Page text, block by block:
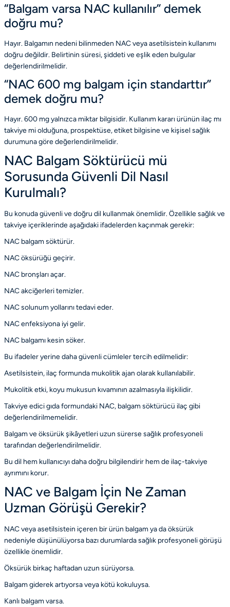
“Balgam varsa NAC kullanılır” demek
doğru mu?
Hayır. Balgamın nedeni bilinmeden NAC veya asetilsistein kullanımı
doğru değildir. Belirtinin süresi, şiddeti ve eşlik eden bulgular
değerlendirilmelidir.
“NAC 600 mg balgam için standarttır”
demek doğru mu?
Hayır. 600 mg yalnızca miktar bilgisidir. Kullanım kararı ürünün ilaç mı
takviye mi olduğuna, prospektüse, etiket bilgisine ve kişisel sağlık
durumuna göre değerlendirilmelidir.
NAC Balgam Söktürücü mü
Sorusunda Güvenli Dil Nasıl
Kurulmalı?
Bu konuda güvenli ve doğru dil kullanmak önemlidir. Özellikle sağlık ve
takviye içeriklerinde aşağıdaki ifadelerden kaçınmak gerekir:
NAC balgam söktürür.
NAC öksürüğü geçirir.
NAC bronşları açar.
NAC akciğerleri temizler.
NAC solunum yollarını tedavi eder.
NAC enfeksiyona iyi gelir.
NAC balgamı kesin söker.
Bu ifadeler yerine daha güvenli cümleler tercih edilmelidir:
Asetilsistein, ilaç formunda mukolitik ajan olarak kullanılabilir.
Mukolitik etki, koyu mukusun kıvamının azalmasıyla ilişkilidir.
Takviye edici gıda formundaki NAC, balgam söktürücü ilaç gibi
değerlendirilmemelidir.
Balgam ve öksürük şikâyetleri uzun sürerse sağlık profesyoneli
tarafından değerlendirilmelidir.
Bu dil hem kullanıcıyı daha doğru bilgilendirir hem de ilaç-takviye
ayrımını korur.
NAC ve Balgam İçin Ne Zaman
Uzman Görüşü Gerekir?
NAC veya asetilsistein içeren bir ürün balgam ya da öksürük
nedeniyle düşünülüyorsa bazı durumlarda sağlık profesyoneli görüşü
özellikle önemlidir.
Öksürük birkaç haftadan uzun sürüyorsa.
Balgam giderek artıyorsa veya kötü kokuluysa.
Kanlı balgam varsa.